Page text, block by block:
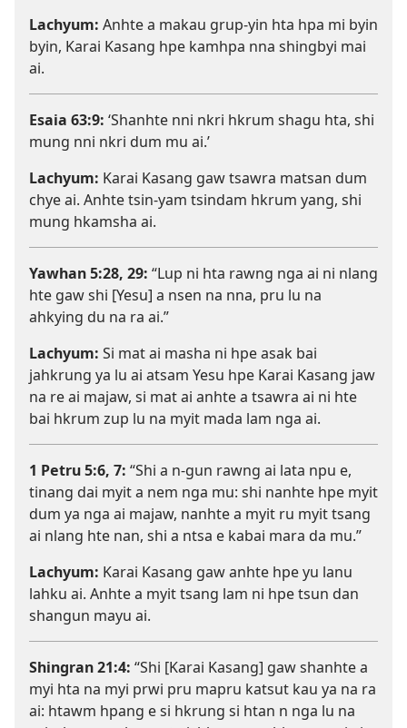
Lachyum: Anhte a makau grup-yin hta hpa mi byin
byin, Karai Kasang hpe kamhpa nna shingbyi mai
ai.
Esaia 63:9: ‘Shanhte nni nkri hkrum shagu hta, shi
mung nni nkri dum mu ai.’
Lachyum: Karai Kasang gaw tsawra matsan dum
chye ai. Anhte tsin-yam tsindam hkrum yang, shi
mung hkamsha ai.
Yawhan 5:​28, 29: “Lup ni hta rawng nga ai ni nlang
hte gaw shi [Yesu] a nsen na nna, pru lu na
ahkying du na ra ai.”
Lachyum: Si mat ai masha ni hpe asak bai
jahkrung ya lu ai atsam Yesu hpe Karai Kasang jaw
na re ai majaw, si mat ai anhte a tsawra ai ni hte
bai hkrum zup lu na myit mada lam nga ai.
1 Petru 5:​6, 7: “Shi a n-gun rawng ai lata npu e,
tinang dai myit a nem nga mu: shi nanhte hpe myit
dum ya nga ai majaw, nanhte a myit ru myit tsang
ai nlang hte nan, shi a ntsa e kabai mara da mu.”
Lachyum: Karai Kasang gaw anhte hpe yu lanu
lahku ai. Anhte a myit tsang lam ni hpe tsun dan
shangun mayu ai.
Shingran 21:4: “Shi [Karai Kasang] gaw shanhte a
myi hta na myi prwi pru mapru katsut kau ya na ra
ai: htawm hpang e si hkrung si htan n nga lu na